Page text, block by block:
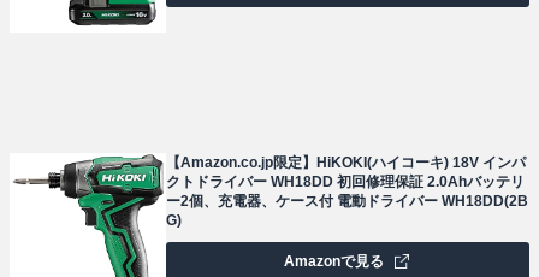
【Amazon.co.jp限定】HiKOKI(ハイコーキ) 18V インパ
クトドライバー WH18DD 初回修理保証 2.0Ahバッテリ
ー2個、充電器、ケース付 電動ドライバー WH18DD(2B
G)
Amazonで見る